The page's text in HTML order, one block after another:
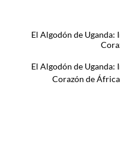
El Algodón de Uganda:
El Algodón de Uganda:
Corazón de